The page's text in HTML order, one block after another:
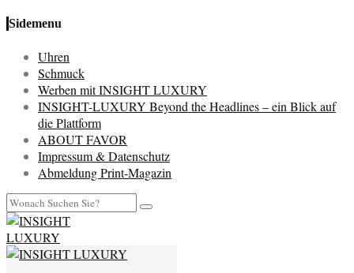
Sidemenu
Uhren
Schmuck
Werben mit INSIGHT LUXURY
INSIGHT-LUXURY Beyond the Headlines – ein Blick auf
die Plattform
ABOUT FAVOR
Impressum & Datenschutz
Abmeldung Print-Magazin